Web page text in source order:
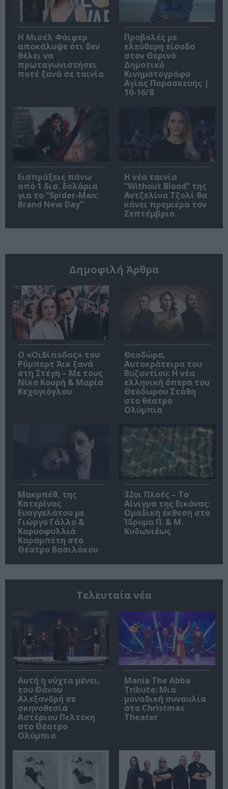
Η Μισέλ Φάιφερ
αποκάλυψε ότι δεν
θέλει να
πρωταγωνιστήσει
ποτέ ξανά σε ταινία
Προβολές με
ελεύθερη είσοδο
στον Θερινό
Δημοτικό
Κινηματογράφο
Αγίας Παρασκευής |
10-16/8
Εισπράξεις πάνω
από 1 δισ. δολάρια
για το “Spider-Man:
Brand New Day”
Η νέα ταινία
“Without Blood” της
Αντζελίνα Τζολί θα
κάνει πρεμιέρα τον
Σεπτέμβριο
Δημοφιλή Άρθρα
O «Οιδίποδας» του
Ρόμπερτ Άικ ξανά
στη Στέγη – Με τους
Νίκο Κουρή & Μαρία
Κεχαγιόγλου
Θεοδώρα,
Αυτοκράτειρα του
Βυζαντίου: Η νέα
ελληνική όπερα του
Θεόδωρου Στάθη
στο θέατρο
Ολύμπια
Μακμπέθ, της
Κατερίνας
Ευαγγελάτου με
Γιώργο Γάλλο &
Καρυοφυλλιά
Καραμπέτη στο
Θέατρο Βασιλάκου
32οι Πλοές – Το
Αίνιγμα της Εικόνας:
Ομαδική έκθεση στο
Ίδρυμα Π. & Μ.
Κυδωνιέως
Τελευταία νέα
Αυτή η νύχτα μένει,
του Θάνου
Αλεξανδρή σε
σκηνοθεσία
Αστέριου Πελτέκη
στο Θέατρο
Ολύμπια
Mania The Abba
Tribute: Μια
μοναδική συναυλία
στο Christmas
Theater